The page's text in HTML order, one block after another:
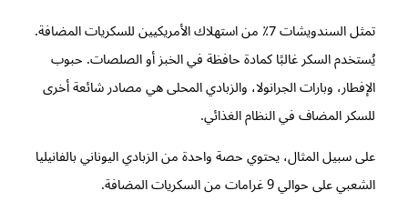
تمثل السندويشات 7٪ من استهلاك الأمريكيين للسكريات المضافة.
يُستخدم السكر غالبًا كمادة حافظة في الخبز أو الصلصات. حبوب
الإفطار، وبارات الجرانولا، والزبادي المحلى هي مصادر شائعة أخرى
للسكر المضاف في النظام الغذائي.
على سبيل المثال، يحتوي حصة واحدة من الزبادي اليوناني بالفانيليا
الشعبي على حوالي 9 غرامات من السكريات المضافة.